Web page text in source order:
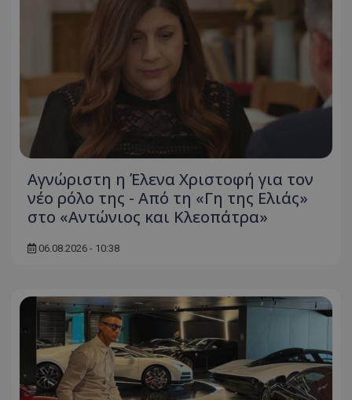
Αγνώριστη η Έλενα Χριστοφή για τον
νέο ρόλο της - Από τη «Γη της Ελιάς»
στο «Αντώνιος και Κλεοπάτρα»
06.08.2026 - 10:38